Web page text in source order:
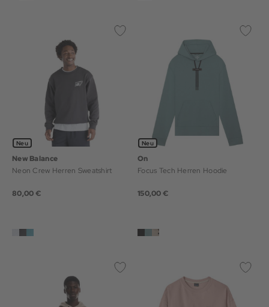
Neu
New Balance
Neon Crew Herren Sweatshirt
80,00 €
Neu
On
Focus Tech Herren Hoodie
150,00 €